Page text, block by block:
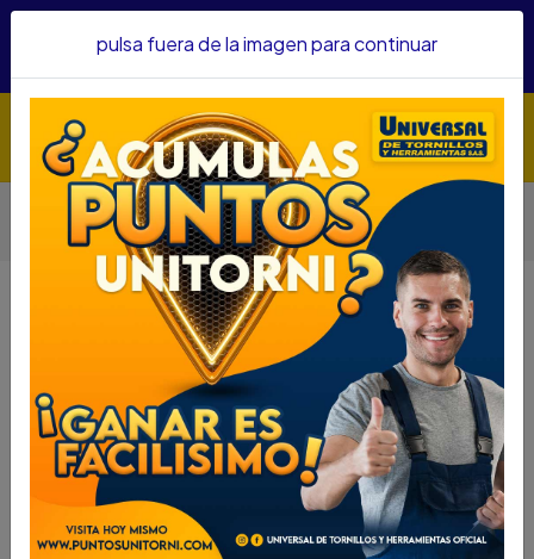
confianza&nbsp;Recibe un KIT PARRILLERO por compras
Herramientas Herramienta Eléctrica
PROMO BYD PULIDORA 41/2 G720B3+
GAFAS+GUANTES+ESTUCHE+10 DISCOS G720K-B3N
PROMO BYD PULIDORA 41/2
GAFAS+GUANTES+ESTUCHE+10
DISCOS G720K-B3N
DESCRIPCIÓN
PROMO BYD PULIDORA 41/2 G720B3+
GAFAS+GUANTES+ESTUCHE+10 DISCOS G720K-
B3N
pulsa fuera de la imagen para continuar